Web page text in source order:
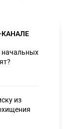
КАНАЛЕ
из